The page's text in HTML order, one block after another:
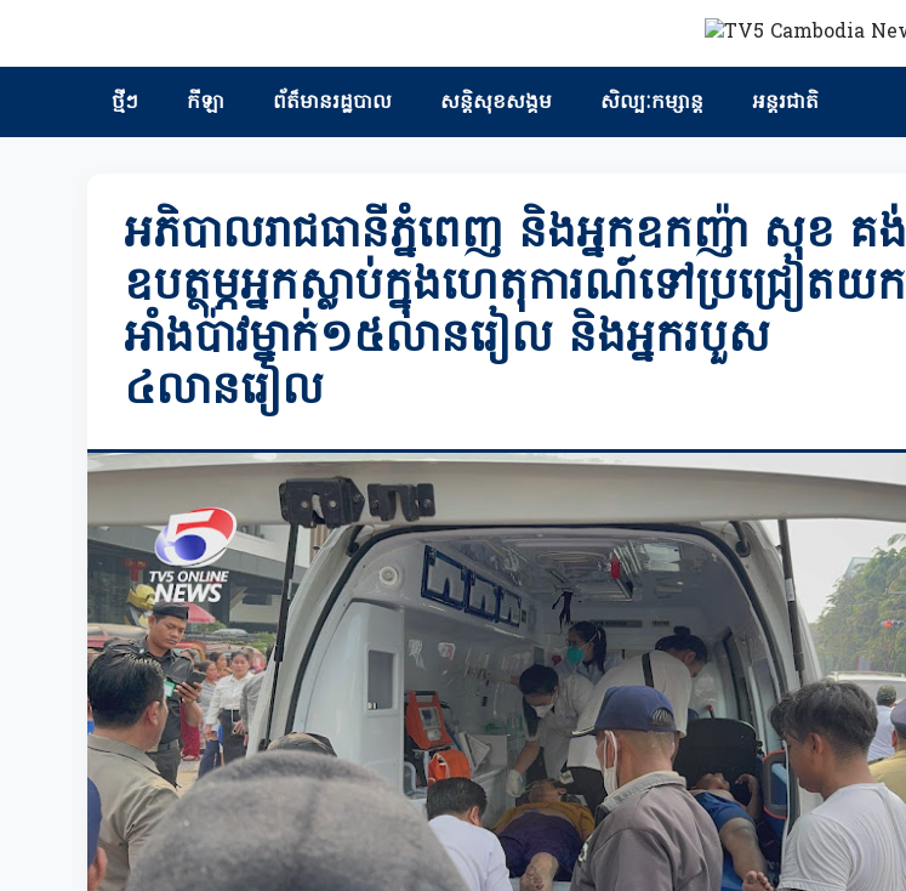
ថ្មីៗ កីឡា ព័ត៏មានរដ្ឋបាល សន្តិសុខសង្គម សិល្បៈកម្សាន្ត អន្តរជាតិ
អភិបាលរាជធានីភ្នំពេញ និងអ្នកឧកញ៉ា សុខ គង់
ឧបត្ថម្ភអ្នកស្លាប់ក្នុងហេតុការណ៍ទៅប្រជ្រៀតយក
អាំងប៉ាវម្នាក់១៥លានរៀល និងអ្នករបួស
៤លានរៀល